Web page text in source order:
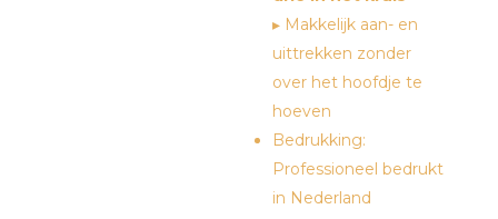
▸ Makkelijk aan- en
uittrekken zonder
over het hoofdje te
hoeven
Bedrukking:
Professioneel bedrukt
in Nederland